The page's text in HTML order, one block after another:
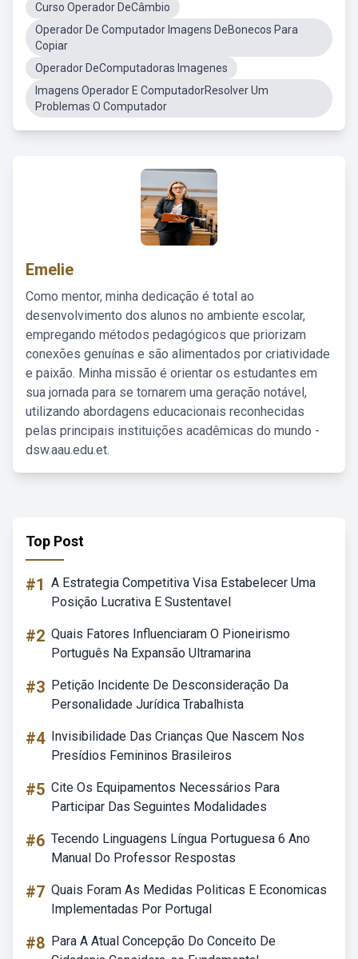
Curso Operador DeCâmbio
Operador De Computador Imagens DeBonecos Para
Copiar
Operador DeComputadoras Imagenes
Imagens Operador E ComputadorResolver Um
Problemas O Computador
Emelie
Como mentor, minha dedicação é total ao
desenvolvimento dos alunos no ambiente escolar,
empregando métodos pedagógicos que priorizam
conexões genuínas e são alimentados por criatividade
e paixão. Minha missão é orientar os estudantes em
sua jornada para se tornarem uma geração notável,
utilizando abordagens educacionais reconhecidas
pelas principais instituições acadêmicas do mundo -
dsw.aau.edu.et.
Top Post
#1 A Estrategia Competitiva Visa Estabelecer Uma
Posição Lucrativa E Sustentavel
#2 Quais Fatores Influenciaram O Pioneirismo
Português Na Expansão Ultramarina
#3 Petição Incidente De Desconsideração Da
Personalidade Jurídica Trabalhista
#4 Invisibilidade Das Crianças Que Nascem Nos
Presídios Femininos Brasileiros
#5 Cite Os Equipamentos Necessários Para
Participar Das Seguintes Modalidades
#6 Tecendo Linguagens Língua Portuguesa 6 Ano
Manual Do Professor Respostas
#7 Quais Foram As Medidas Politicas E Economicas
Implementadas Por Portugal
#8 Para A Atual Concepção Do Conceito De